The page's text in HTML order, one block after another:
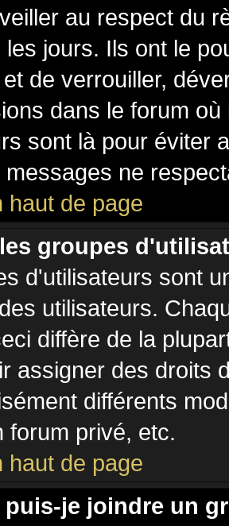
au respect du
jours. Ils ont le
de verrouiller,
dans le forum
sont là pour éviter
ne
haut de page
groupes
d'utilisateurs sont
utilisateurs.
diffère de la
assigner des droits
différents
forum privé, etc.
haut de page
puis-je joindre un